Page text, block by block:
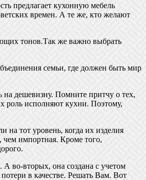
предлагает кухонную мебель
времен. А те же, кто желают
тонов.Так же важно выбрать
семьи, где должен быть мир
дешевизну. Помните притчу о тех,
роль исполняют кухни. Поэтому,
на тот уровень, когда их изделия
импортная. Кроме того,
А во-вторых, она создана с учетом
в качестве. Решать Вам. Вот